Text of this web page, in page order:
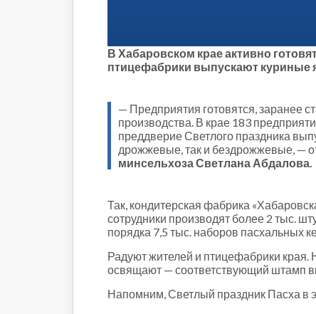
Новогоднее
Духовность
Антифейк
Паводок-2022
Выборы-2022
В Хабаровском крае активно
птицефабрики выпускают куриные
— Предприятия готовятся, заранее
производства. В крае 183
преддверие Светлого праздника
дрожжевые, так и бездрожжевые, —
минсельхоза Светлана Абдалова.
Так, кондитерская фабрика
сотрудники производят более 2 тыс.
порядка 7,5 тыс. наборов пасхальных
Радуют жителей и птицефабрики
освящают — соответствующий штамп
Напомним, Светлый праздник Пасха в